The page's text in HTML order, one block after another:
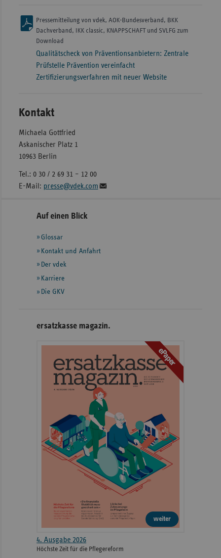
Pressemitteilung von vdek, AOK-Bundesverband, BKK
Dachverband, IKK classic, KNAPPSCHAFT und SVLFG zum
Download
Qualitätscheck von Präventionsanbietern: Zentrale
Prüfstelle Prävention vereinfacht
Zertifizierungsverfahren mit neuer Website
Kontakt
Michaela Gottfried
Askanischer Platz 1
10963 Berlin
Tel.: 0 30 / 2 69 31 – 12 00
E-Mail: presse@vdek.com
Seitennavigation
Seitenleiste
weiteren
Informationen
Auf einen Blick
Glossar
Kontakt und Anfahrt
Der vdek
Karriere
Die GKV
ersatzkasse magazin.
ePaper
weiter
4. Ausgabe 2026
Höchste Zeit für die Pflegereform